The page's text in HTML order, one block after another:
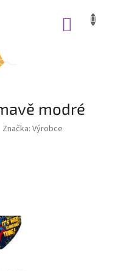
modré
Značka: Výrobce